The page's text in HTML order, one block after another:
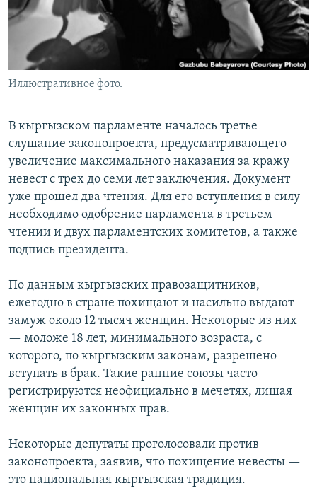
Иллюстративное фото.
В кыргызском парламенте началось третье
слушание законопроекта, предусматривающего
увеличение максимального наказания за кражу
невест с трех до семи лет заключения. Документ
уже прошел два чтения. Для его вступления в силу
необходимо одобрение парламента в третьем
чтении и двух парламентских комитетов, а также
подпись президента.
По данным кыргызских правозащитников,
ежегодно в стране похищают и насильно выдают
замуж около 12 тысяч женщин. Некоторые из них
— моложе 18 лет, минимального возраста, с
которого, по кыргызским законам, разрешено
вступать в брак. Такие ранние союзы часто
регистрируются неофициально в мечетях, лишая
женщин их законных прав.
Некоторые депутаты проголосовали против
законопроекта, заявив, что похищение невесты —
это национальная кыргызская традиция.